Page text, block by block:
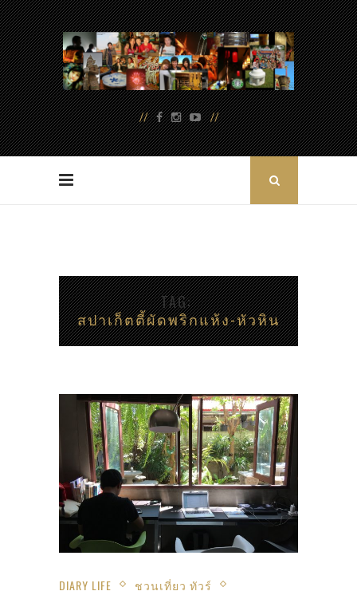
TAG
สปาเก็ตตี้ผัดพริกแห้ง-หัวหิน
DIARY LIFE
ชวนเที่ยว ทัวร์